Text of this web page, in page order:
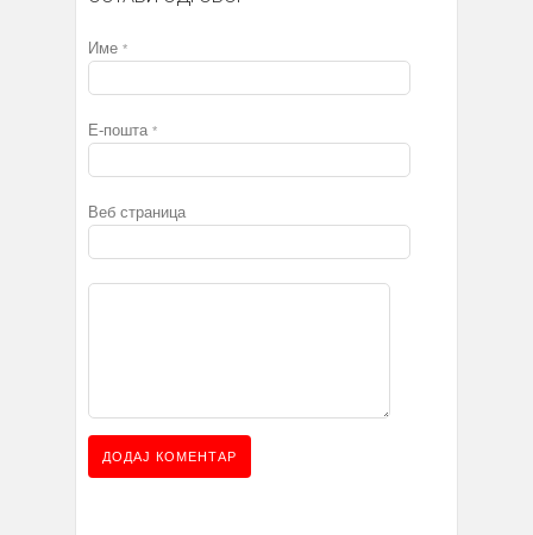
Име *
Е-пошта *
Веб страница